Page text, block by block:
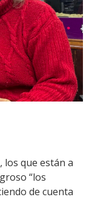
los que están a
“los
de cuenta